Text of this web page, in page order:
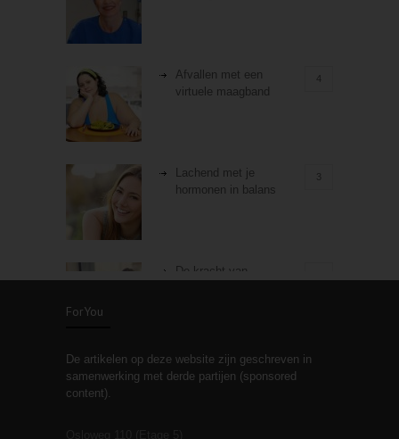
Afvallen met een
virtuele maagband
4
Lachend met je
hormonen in balans
3
De kracht van
Stiefouderschap en
relaties
ForYou
De artikelen op deze website zijn geschreven in
samenwerking met derde partijen (sponsored
content).